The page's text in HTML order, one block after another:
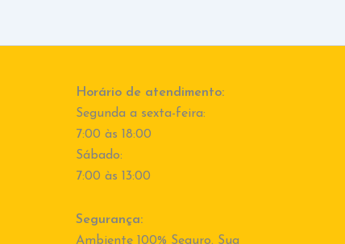
Horário de atendimento:
Segunda a sexta-feira:
7:00 às 18:00
Sábado:
7:00 às 13:00
Segurança:
Ambiente 100% Seguro. Sua